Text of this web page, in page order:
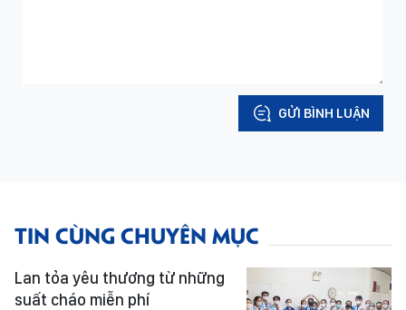
GỬI BÌNH LUẬN
TIN CÙNG CHUYÊN MỤC
Lan tỏa yêu thương từ những
suất cháo miễn phí